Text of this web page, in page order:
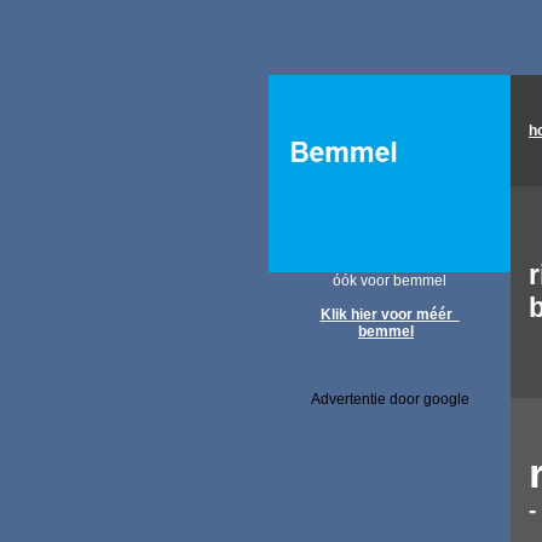
óók voor bemmel
Klik hier voor méér
bemmel
Advertentie door google
-